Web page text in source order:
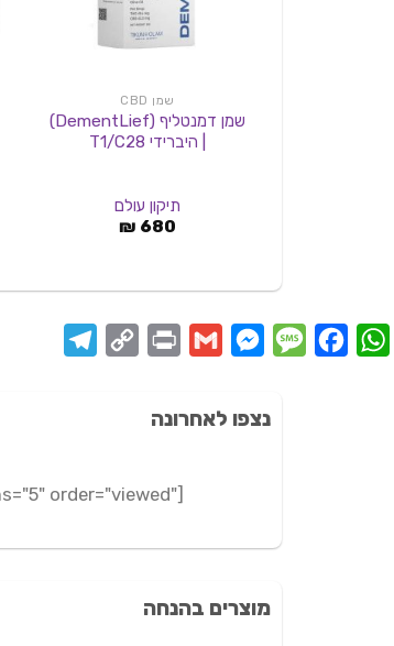
שמן CBD
שמן דמנטליף (DementLief)
| היברידי T1/C28
תיקון עולם
680
₪
WhatsApp
Facebook
Message
Messenger
Gmail
Print
Copy
נצפו לאחרונה
order="viewed"
מוצרים בהנחה